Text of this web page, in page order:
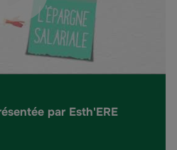
par Esth'ERE